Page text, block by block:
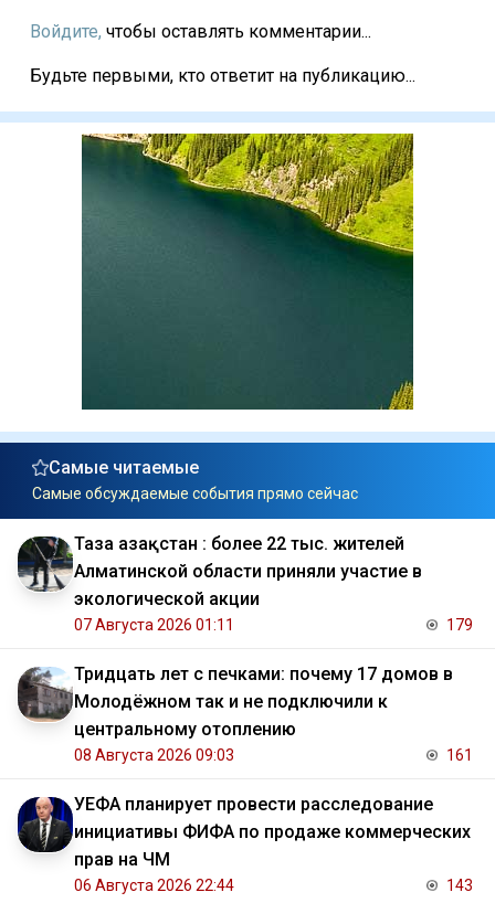
Войдите, чтобы оставлять комментарии...
Будьте первыми, кто ответит на публикацию...
Самые читаемые
Самые обсуждаемые события прямо сейчас
Таза Қазақстан : более 22 тыс. жителей
Алматинской области приняли участие в
экологической акции
07 Августа 2026 01:11 179
Тридцать лет с печками: почему 17 домов в
Молодёжном так и не подключили к
центральному отоплению
08 Августа 2026 09:03 161
УЕФА планирует провести расследование
инициативы ФИФА по продаже коммерческих
прав на ЧМ
06 Августа 2026 22:44 143